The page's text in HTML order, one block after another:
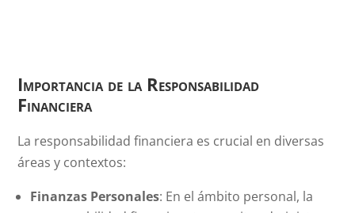
Importancia de la Responsabilidad
Financiera
La responsabilidad financiera es crucial en diversas
áreas y contextos:
Finanzas Personales: En el ámbito personal, la